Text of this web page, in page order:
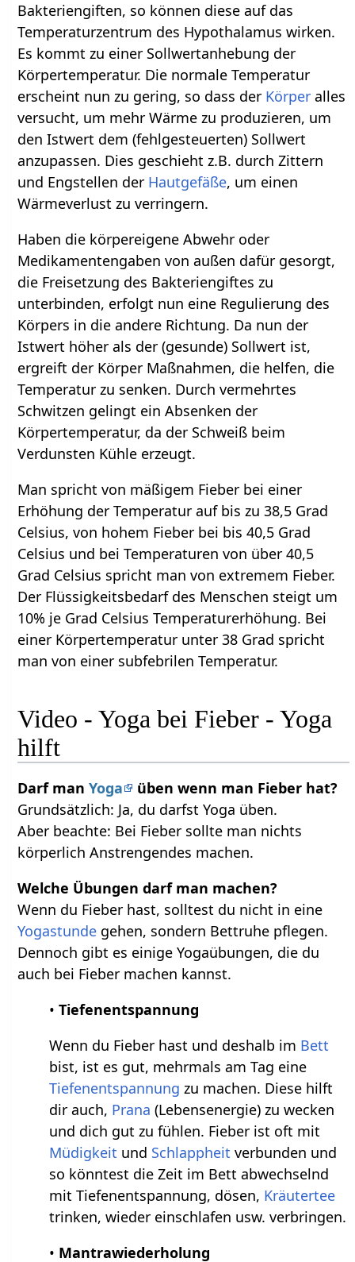
Bakteriengiften, so können diese auf das
Temperaturzentrum des Hypothalamus wirken.
Es kommt zu einer Sollwertanhebung der
Körpertemperatur. Die normale Temperatur
erscheint nun zu gering, so dass der Körper alles
versucht, um mehr Wärme zu produzieren, um
den Istwert dem (fehlgesteuerten) Sollwert
anzupassen. Dies geschieht z.B. durch Zittern
und Engstellen der Hautgefäße, um einen
Wärmeverlust zu verringern.
Haben die körpereigene Abwehr oder
Medikamentengaben von außen dafür gesorgt,
die Freisetzung des Bakteriengiftes zu
unterbinden, erfolgt nun eine Regulierung des
Körpers in die andere Richtung. Da nun der
Istwert höher als der (gesunde) Sollwert ist,
ergreift der Körper Maßnahmen, die helfen, die
Temperatur zu senken. Durch vermehrtes
Schwitzen gelingt ein Absenken der
Körpertemperatur, da der Schweiß beim
Verdunsten Kühle erzeugt.
Man spricht von mäßigem Fieber bei einer
Erhöhung der Temperatur auf bis zu 38,5 Grad
Celsius, von hohem Fieber bei bis 40,5 Grad
Celsius und bei Temperaturen von über 40,5
Grad Celsius spricht man von extremem Fieber.
Der Flüssigkeitsbedarf des Menschen steigt um
10% je Grad Celsius Temperaturerhöhung. Bei
einer Körpertemperatur unter 38 Grad spricht
man von einer subfebrilen Temperatur.
Video - Yoga bei Fieber - Yoga
hilft
Darf manYoga
üben wenn man Fieber hat?
Grundsätzlich: Ja, du darfst Yoga üben.
Aber beachte: Bei Fieber sollte man nichts
körperlich Anstrengendes machen.
Welche Übungen darf man machen?
Wenn du Fieber hast, solltest du nicht in eine
Yogastunde gehen, sondern Bettruhe pflegen.
Dennoch gibt es einige Yogaübungen, die du
auch bei Fieber machen kannst.
•Tiefenentspannung
Wenn du Fieber hast und deshalb im Bett
bist, ist es gut, mehrmals am Tag eine
Tiefenentspannung zu machen. Diese hilft
dir auch, Prana (Lebensenergie) zu wecken
und dich gut zu fühlen. Fieber ist oft mit
Müdigkeit und Schlappheit verbunden und
so könntest die Zeit im Bett abwechselnd
mit Tiefenentspannung, dösen, Kräutertee
trinken, wieder einschlafen usw. verbringen.
• Mantrawiederholung